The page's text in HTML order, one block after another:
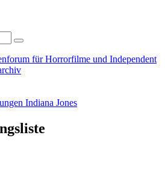
für Horrorfilme und Independent
Indiana Jones